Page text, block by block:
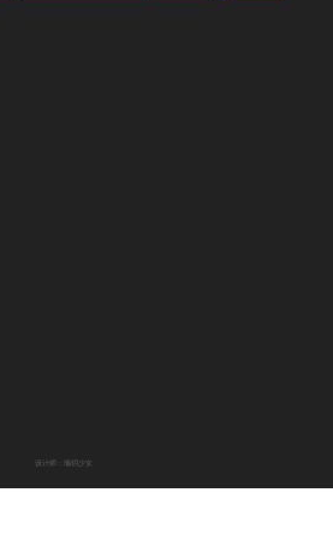
设计师：瀚玥少女